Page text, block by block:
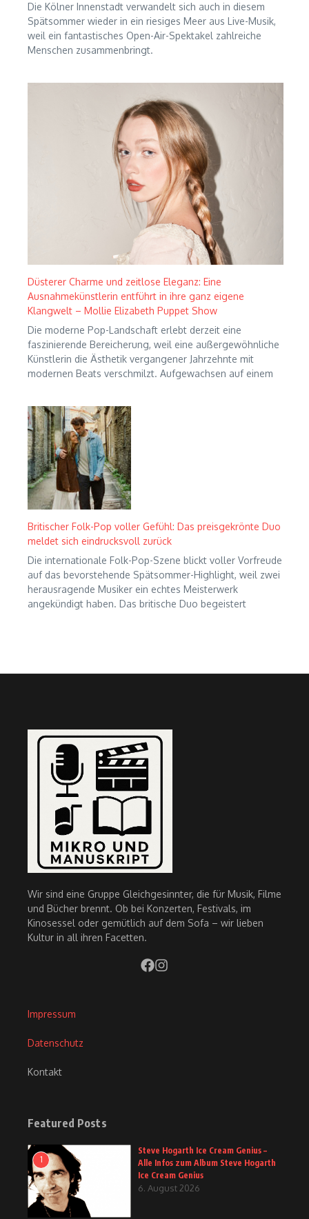
Die Kölner Innenstadt verwandelt sich auch in diesem
Spätsommer wieder in ein riesiges Meer aus Live-Musik,
weil ein fantastisches Open-Air-Spektakel zahlreiche
Menschen zusammenbringt.
Düsterer Charme und zeitlose Eleganz: Eine
Ausnahmekünstlerin entführt in ihre ganz eigene
Klangwelt – Mollie Elizabeth Puppet Show
Die moderne Pop-Landschaft erlebt derzeit eine
faszinierende Bereicherung, weil eine außergewöhnliche
Künstlerin die Ästhetik vergangener Jahrzehnte mit
modernen Beats verschmilzt. Aufgewachsen auf einem
Britischer Folk-Pop voller Gefühl: Das preisgekrönte Duo
meldet sich eindrucksvoll zurück
Die internationale Folk-Pop-Szene blickt voller Vorfreude
auf das bevorstehende Spätsommer-Highlight, weil zwei
herausragende Musiker ein echtes Meisterwerk
angekündigt haben. Das britische Duo begeistert
Wir sind eine Gruppe Gleichgesinnter, die für Musik, Filme
und Bücher brennt. Ob bei Konzerten, Festivals, im
Kinosessel oder gemütlich auf dem Sofa – wir lieben
Kultur in all ihren Facetten.
Impressum
Datenschutz
Kontakt
Featured Posts
1
Steve Hogarth Ice Cream Genius –
Alle Infos zum Album Steve Hogarth
Ice Cream Genius
6. August 2026